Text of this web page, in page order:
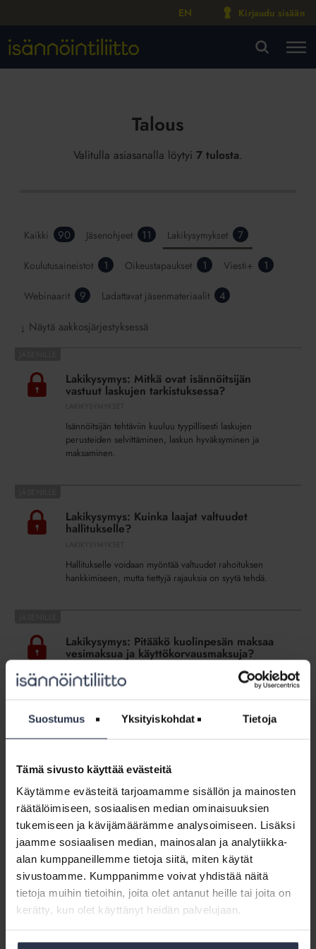
Suostumus Yksityiskohdat Tietoja
Tämä sivusto käyttää evästeitä
Käytämme evästeitä tarjoamamme sisällön ja mainosten
räätälöimiseen, sosiaalisen median ominaisuuksien
tukemiseen ja kävijämäärämme analysoimiseen. Lisäksi
jaamme sosiaalisen median, mainosalan ja analytiikka-
alan kumppaneillemme tietoja siitä, miten käytät
sivustoamme. Kumppanimme voivat yhdistää näitä
tietoja muihin tietoihin, joita olet antanut heille tai joita on
kerätty, kun olet käyttänyt heidän palvelujaan.
EN Kirjaudu sisään
Talous
Valitulla asiasanalla löytyi 7 tulosta.
Kaikki 90 Jäsenohjeet 11 Lakikysymykset 7
Koulutusaineistot 1 Oikeustapaukset 1 Viesti+ 1
Webinaarit 9 Ladattavat jäsenmateriaalit 4
↓ Näytä aakkosjärjestyksessä
Mitkä
ovat
tarkistuksessa?
Lakikysymys: Mitkä ovat isännöitsijän
vastuut laskujen tarkistuksessa?
Isännöitsijän tehtäviin kuuluu tyypillisesti laskujen
perusteiden selvittäminen, laskun hyväksyminen ja
maksaminen.
Kuinka
laajat
Lakikysymys: Kuinka laajat valtuudet
hallitukselle?
Hallitukselle voidaan myöntää valtuudet rahoituksen
hankkimiseen, mutta tiettyjä rajauksia on syytä tehdä.
Pitääkö
kuolinpesän
maksaa
vesimaksua
Lakikysymys: Pitääkö kuolinpesän maksaa
vesimaksua ja käyttökorvausmaksuja?
Lakiasiantuntija vastaa
Miten
muuttamisesta
päätetään
asunto-
osakeyhtiössä?
muuttamisesta päätetään asunto-
osakeyhtiössä?
LAKIKYSYMYKSET
Lakiasiantuntija vastaa
Lakikysymys:
Voiko
taloyhtiöltä
vaatia
sähköistä
Lakikysymys: Voiko taloyhtiöltä vaatia
sähköistä laskutusta?